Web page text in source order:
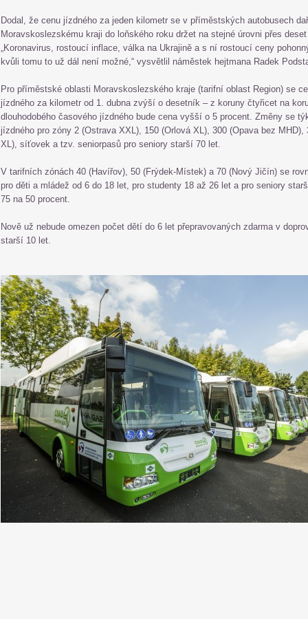
Dodal, že cenu jízdného za jeden kilometr se v příměstských autobusech
Moravskoslezskému kraji do loňského roku držet na stejné úrovni přes
„Koronavirus, rostoucí inflace, válka na Ukrajině a s ní rostoucí ceny
kvůli tomu to už dál není možné,“ vysvětlil náměstek hejtmana Radek
Pro příměstské oblasti Moravskoslezského kraje (tarifní oblast Region) se
jízdného za kilometr od 1. dubna zvýší o desetník – z koruny čtyřicet na
dlouhodobého časového jízdného bude cena vyšší o 5 procent. Změny se
jízdného pro zóny 2 (Ostrava XXL), 150 (Orlová XL), 300 (Opava bez MHD),
XL), síťovek a tzv. seniorpasů pro seniory starší 70 let.
V tarifních zónách 40 (Havířov), 50 (Frýdek-Místek) a 70 (Nový Jičín) se
pro děti a mládež od 6 do 18 let, pro studenty 18 až 26 let a pro seniory
75 na 50 procent.
Nově už nebude omezen počet dětí do 6 let přepravovaných zdarma v
starší 10 let.